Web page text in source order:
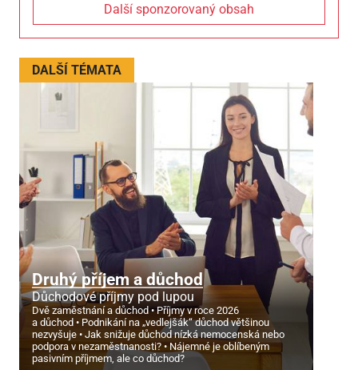
Další sponzorovaný obsah
DALŠÍ TÉMATA
Druhý příjem a důchod
Důchodové příjmy pod lupou
Dvě zaměstnání a důchod
Příjmy v roce 2026
a důchod
Podnikání na „vedlejšák“ důchod většinou
nezvyšuje
Jak snižuje důchod nízká nemocenská nebo
podpora v nezaměstnanosti?
Nájemné je oblíbeným
pasivním příjmem, ale co důchod?